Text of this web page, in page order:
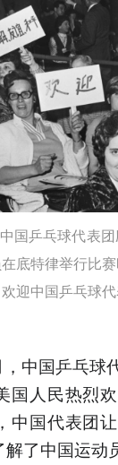
乒乓球代表团
底特律举行比
迎中国乒乓球
国乒乓球
国人民热烈
中国代表团
了中国运动